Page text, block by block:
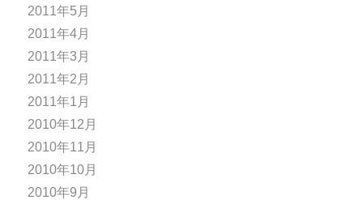
2011年5月
2011年4月
2011年3月
2011年2月
2011年1月
2010年12月
2010年11月
2010年10月
2010年9月